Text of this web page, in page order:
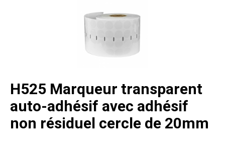
H525 Marqueur transparent
auto-adhésif avec adhésif
non résiduel cercle de 20mm